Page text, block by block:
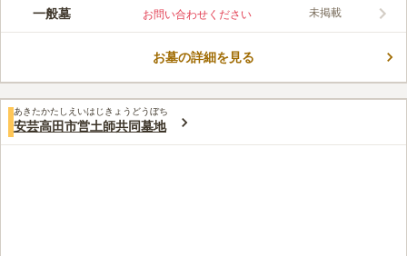
この霊園はまだ誰からも評価されていません。
一般墓 お問い合わせください 未掲載
お墓の詳細を見る
あきたかたしえいはじきょうどうぼち
安芸高田市営土師共同墓地